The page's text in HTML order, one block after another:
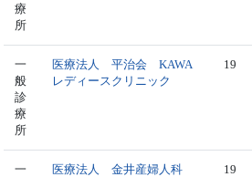
療
所
一
般
診
療
所
医療法人 平治会 KAWA
レディースクリニック
19
一
医療法人 金井産婦人科 19